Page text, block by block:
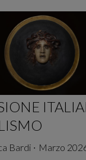
Bardi ∙ Marzo